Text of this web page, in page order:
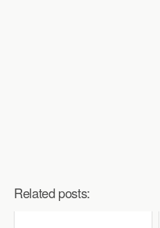
Related posts: